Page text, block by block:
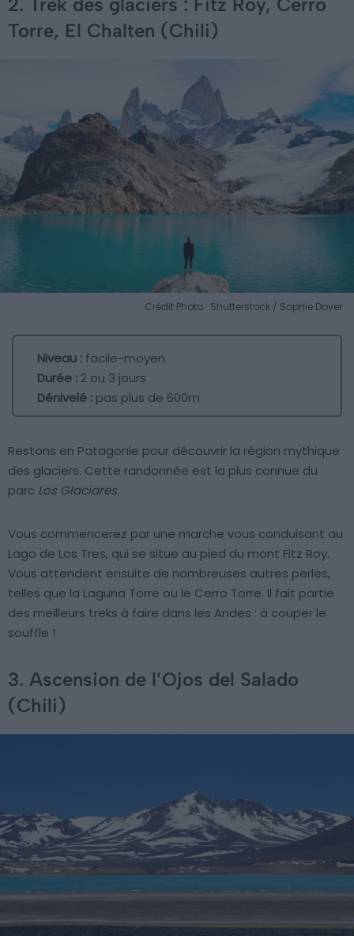
2. Trek des glaciers : Fitz Roy, Cerro
Torre, El Chalten (Chili)
Crédit Photo : Shutterstock / Sophie Dover
Niveau : facile-moyen
Durée : 2 ou 3 jours
Dénivelé : pas plus de 600m
Restons en Patagonie pour découvrir la région mythique
des glaciers. Cette randonnée est la plus connue du
parc Los Glaciares.
Vous commencerez par une marche vous conduisant au
Lago de Los Tres, qui se situe au pied du mont Fitz Roy.
Vous attendent ensuite de nombreuses autres perles,
telles que la Laguna Torre ou le Cerro Torre. Il fait partie
des meilleurs treks à faire dans les Andes : à couper le
souffle !
3. Ascension de l’Ojos del Salado
(Chili)